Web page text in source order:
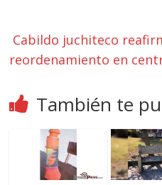
Cabildo juchiteco
reordenamiento en
También te